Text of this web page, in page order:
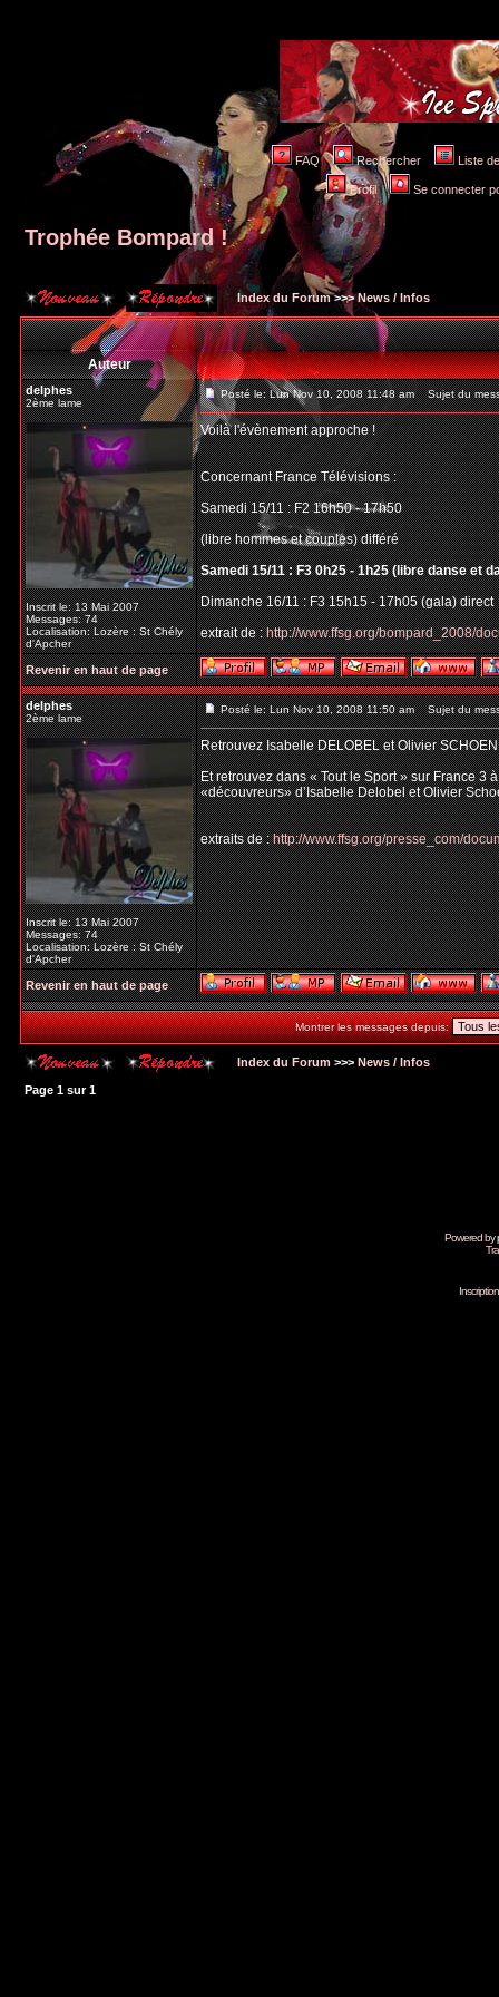
FAQ Rechercher Liste
Profil Se connecter
Trophée Bompard !
Index du Forum>>>News / Infos
Auteur
delphes
2ème lame
Inscrit le: 13 Mai 2007
Messages: 74
Localisation: Lozère : St Chély
d'Apcher
Posté le: Lun Nov 10, 2008 11:48 am Sujet du
Voilà l'évènement approche !
Concernant France Télévisions :
Samedi 15/11 : F2 16h50 - 17h50
(libre hommes et couples) différé
Samedi 15/11 : F3 0h25 - 1h25 (libre danse et
Dimanche 16/11 : F3 15h15 - 17h05 (gala) direct
extrait de :http://www.ffsg.org/bompard_2008/
Revenir en haut de page
delphes
2ème lame
Inscrit le: 13 Mai 2007
Messages: 74
Localisation: Lozère : St Chély
d'Apcher
Posté le: Lun Nov 10, 2008 11:50 am Sujet du
Retrouvez Isabelle DELOBEL et Olivier
Et retrouvez dans « Tout le Sport » sur France 3
«découvreurs» d’Isabelle Delobel et Olivier
extraits de :http://www.ffsg.org/presse_com/
Revenir en haut de page
Montrer les messages depuis:
Index du Forum >>> News / Infos
Page 1 sur1
Powered by